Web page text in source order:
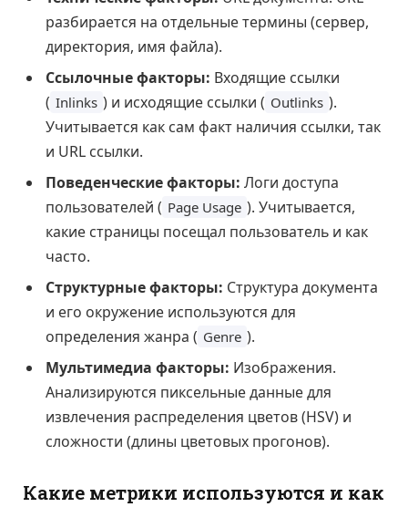
разбирается на отдельные термины (сервер,
директория, имя файла).
Ссылочные факторы: Входящие ссылки
( Inlinks ) и исходящие ссылки ( Outlinks ).
Учитывается как сам факт наличия ссылки, так
и URL ссылки.
Поведенческие факторы: Логи доступа
пользователей ( Page Usage ). Учитывается,
какие страницы посещал пользователь и как
часто.
Структурные факторы: Структура документа
и его окружение используются для
определения жанра ( Genre ).
Мультимедиа факторы: Изображения.
Анализируются пиксельные данные для
извлечения распределения цветов (HSV) и
сложности (длины цветовых прогонов).
Какие метрики используются и как